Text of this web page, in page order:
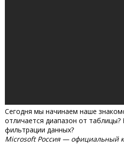
Сегодня мы начинаем наше
отличается диапазон от таблицы?
фильтрации данных?
Microsoft Россия — официальный